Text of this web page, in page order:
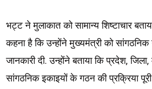
भट्ट ने मुलाकात को सामान्य शिष्टाचार
कहना है कि उन्होंने मुख्यमंत्री को सांगठनिक
जानकारी दी. उन्होंने बताया कि प्रदेश,
सांगठनिक इकाइयों के गठन की प्रक्रिया